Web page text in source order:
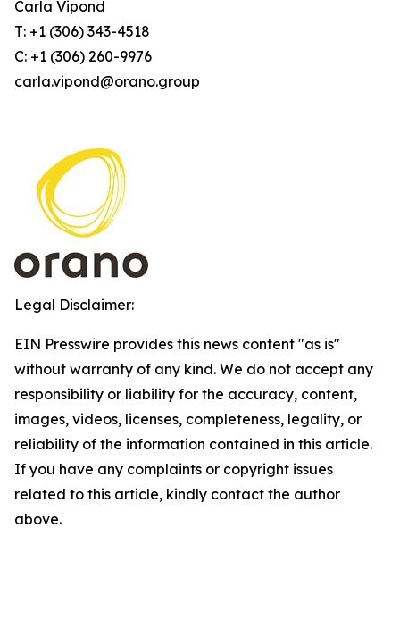
Carla Vipond
T: +1 (306) 343-4518
C: +1 (306) 260-9976
carla.vipond@orano.group
Legal Disclaimer:
EIN Presswire provides this news content "as is"
without warranty of any kind. We do not accept any
responsibility or liability for the accuracy, content,
images, videos, licenses, completeness, legality, or
reliability of the information contained in this article.
If you have any complaints or copyright issues
related to this article, kindly contact the author
above.